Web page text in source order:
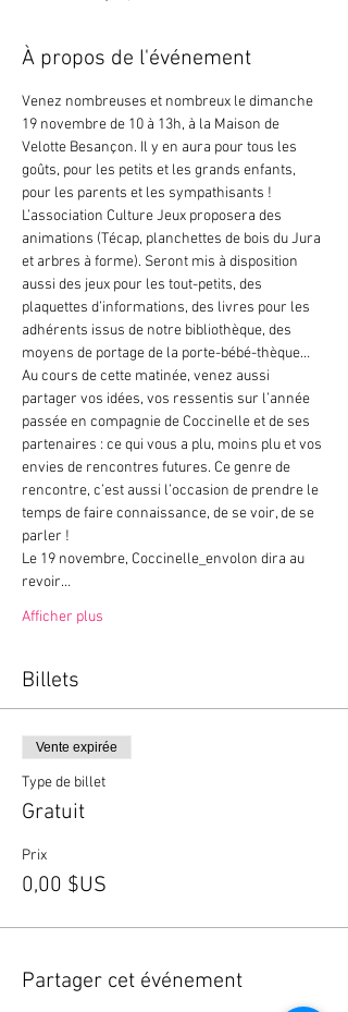
À propos de l'événement
Venez nombreuses et nombreux le dimanche
19 novembre de 10 à 13h, à la Maison de
Velotte Besançon. Il y en aura pour tous les
goûts, pour les petits et les grands enfants,
L’association Culture Jeux proposera des
animations (Técap, planchettes de bois du Jura
et arbres à forme). Seront mis à disposition
aussi des jeux pour les tout-petits, des
plaquettes d’informations, des livres pour les
adhérents issus de notre bibliothèque, des
Au cours de cette matinée, venez aussi
partager vos idées, vos ressentis sur l’année
passée en compagnie de Coccinelle et de ses
partenaires : ce qui vous a plu, moins plu et vos
envies de rencontres futures. Ce genre de
rencontre, c’est aussi l’occasion de prendre le
temps de faire connaissance, de se voir, de se
Le 19 novembre, Coccinelle_envolon dira au
revoir…
Afficher plus
Billets
Vente expirée
Type de billet
Gratuit
Prix
0,00 $US
Partager cet événement